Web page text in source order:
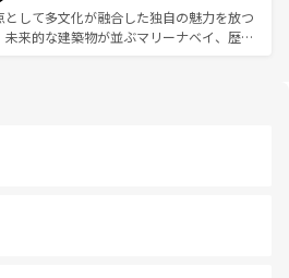
親しみやすいタイの人々、仏教を中心とし
多様な観光資源が、訪れる旅人を魅了し続
く見どころを回れるのも魅力。息をのむよ
化的な体験まで、香港を存分に楽しみ尽く
として多文化が融合した独自の魅力を放つ
未来的な建築物が並ぶマリーナベイ、歴史
地元の風情を楽しめる外せないスポット